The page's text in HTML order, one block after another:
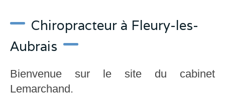
Chiropracteur à Fleury-les-
Aubrais
Bienvenue sur le site du cabinet
Lemarchand.